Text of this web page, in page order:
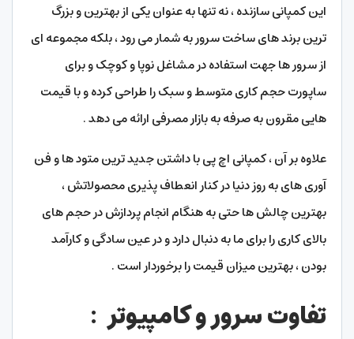
این کمپانی سازنده ، نه تنها به عنوان یکی از بهترین و بزرگ
ترین برند های ساخت سرور به شمار می رود ، بلکه مجموعه ای
از سرور ها جهت استفاده در مشاغل نوپا و کوچک و برای
ساپورت حجم کاری متوسط و سبک را طراحی کرده و با قیمت
هایی مقرون به صرفه به بازار مصرفی ارائه می دهد .
علاوه بر آن ، کمپانی اچ پی با داشتن جدید ترین متود ها و فن
آوری های به روز دنیا در کنار انعطاف پذیری محصولاتش ،
بهترین چالش ها حتی به هنگام انجام پردازش در حجم های
بالای کاری را برای ما به دنبال دارد و در عین سادگی و کارآمد
بودن ، بهترین میزان قیمت را برخوردار است .
تفاوت سرور و کامپیوتر :